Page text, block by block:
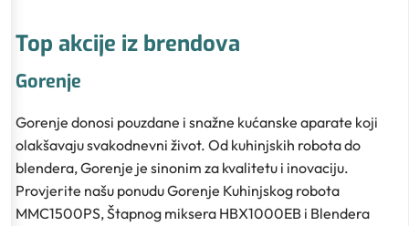
Top akcije iz brendova
Gorenje
Gorenje donosi pouzdane i snažne kućanske aparate koji
olakšavaju svakodnevni život. Od kuhinjskih robota do
blendera, Gorenje je sinonim za kvalitetu i inovaciju.
Provjerite našu ponudu Gorenje Kuhinjskog robota
MMC1500PS, Štapnog miksera HBX1000EB i Blendera